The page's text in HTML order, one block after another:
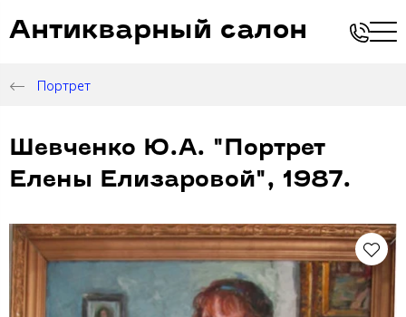
Антикварный салон
Портрет
Шевченко Ю.А. "Портрет
Елены Елизаровой", 1987.